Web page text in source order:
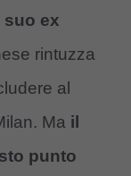
suo ex
rintuzza
al
Ma il
punto